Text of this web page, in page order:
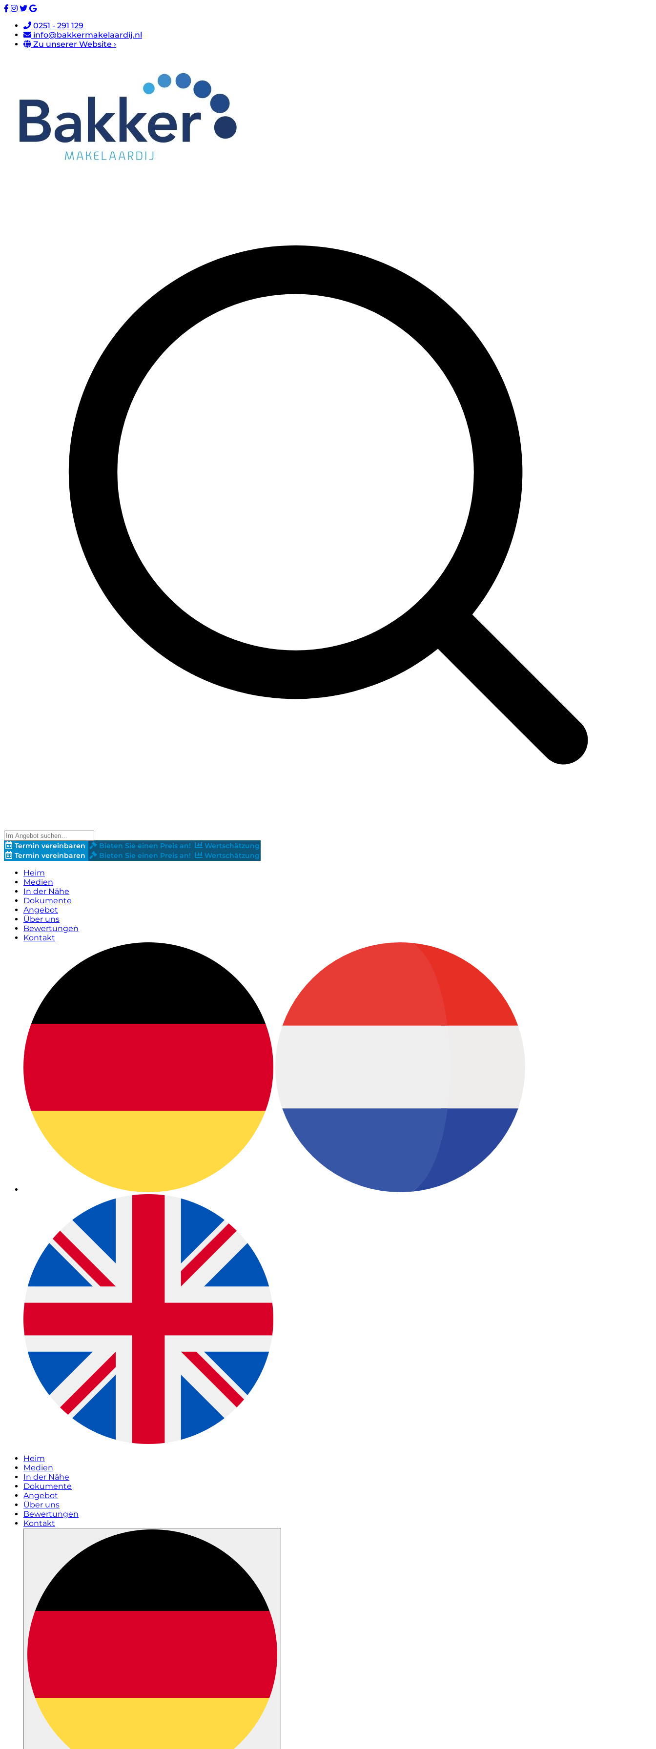
0251 - 291 129
info@bakkermakelaardij.nl
Zu unserer Website ›
Termin vereinbaren Bieten Sie einen Preis an!
Wertschätzung
Termin vereinbaren
Bieten Sie einen Preis an! Wertschätzung
Heim
Medien
In der Nähe
Dokumente
Angebot
Über uns
Bewertungen
Kontakt
Heim
Medien
In der Nähe
Dokumente
Angebot
Über uns
Bewertungen
Kontakt